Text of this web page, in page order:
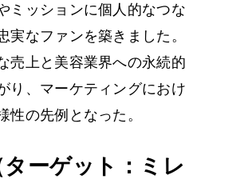
ミッションに個人的なつな
実なファンを築きました。
売上と美容業界への永続的
り、マーケティングにおけ
性の先例となった。
ーゲット：ミレ